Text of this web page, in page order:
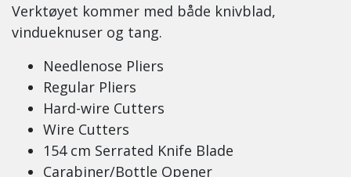
Verktøyet kommer med både knivblad,
vindueknuser og tang.
Needlenose Pliers
Regular Pliers
Hard-wire Cutters
Wire Cutters
154 cm Serrated Knife Blade
Carabiner/Bottle Opener